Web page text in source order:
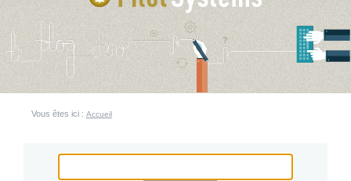
Vous êtes ici : Accueil